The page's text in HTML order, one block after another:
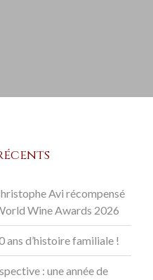
Avi récompensé
Wine Awards 2026
ans d’histoire familiale !
: une année de